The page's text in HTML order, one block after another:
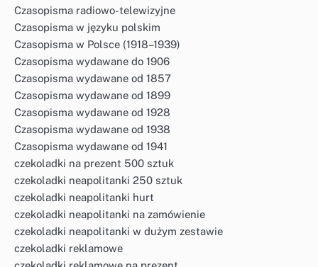
Czasopisma radiowo-telewizyjne
Czasopisma w języku polskim
Czasopisma w Polsce (1918–1939)
Czasopisma wydawane do 1906
Czasopisma wydawane od 1857
Czasopisma wydawane od 1899
Czasopisma wydawane od 1928
Czasopisma wydawane od 1938
Czasopisma wydawane od 1941
czekoladki na prezent 500 sztuk
czekoladki neapolitanki 250 sztuk
czekoladki neapolitanki hurt
czekoladki neapolitanki na zamówienie
czekoladki neapolitanki w dużym zestawie
czekoladki reklamowe